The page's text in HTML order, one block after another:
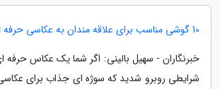
10 گوشی مناسب برای علاقه مندان به عکاسی حرفه ای
خبرنگاران - سهیل بالینی: اگر شما یک عکاس حرفه
شرایطی روبرو شدید که سوژه ای جذاب برای